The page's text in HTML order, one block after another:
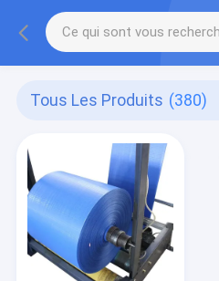
Tous Les Produits (380)